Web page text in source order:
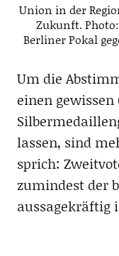
Union in der
Zukunft.
Berliner Pokal
Um die
einen
lassen, sind
sprich:
zumindest der
aussagekräftig